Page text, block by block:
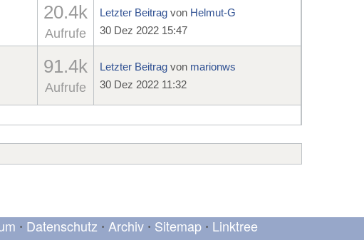
20.4k
Aufrufe
Letzter Beitrag von Helmut-G
30 Dez 2022 15:47
91.4k
Aufrufe
Letzter Beitrag von marionws
30 Dez 2022 11:32
• Datenschutz • Archiv • Sitemap • Linktree